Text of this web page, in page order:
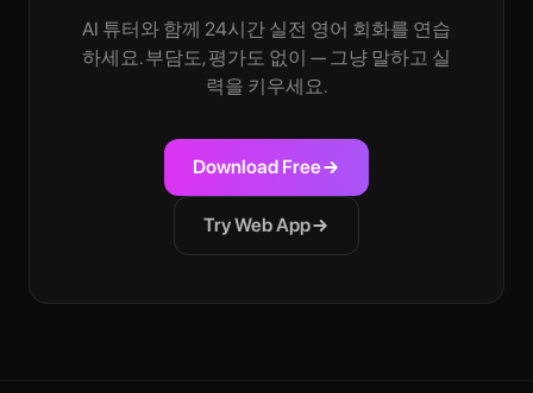
AI 튜터와 함께 24시간 실전 영어 회화를 연습
하세요. 부담도, 평가도 없이 — 그냥 말하고 실
력을 키우세요.
Download Free
Try Web App